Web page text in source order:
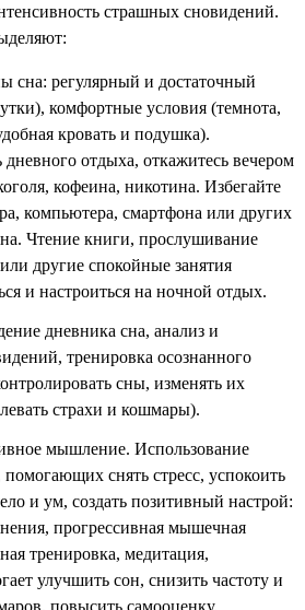
страшных сновидений.
сна: регулярный и достаточный
комфортные условия (темнота,
кровать и подушка).
дневного отдыха, откажитесь вечером
кофеина, никотина. Избегайте
компьютера, смартфона или других
Чтение книги, прослушивание
другие спокойные занятия
и настроиться на ночной отдых.
дневника сна, анализ и
тренировка осознанного
сны, изменять их
страхи и кошмары).
мышление. Использование
снять стресс, успокоить
и ум, создать позитивный настрой:
прогрессивная мышечная
тренировка, медитация,
улучшить сон, снизить частоту и
повысить самооценку,